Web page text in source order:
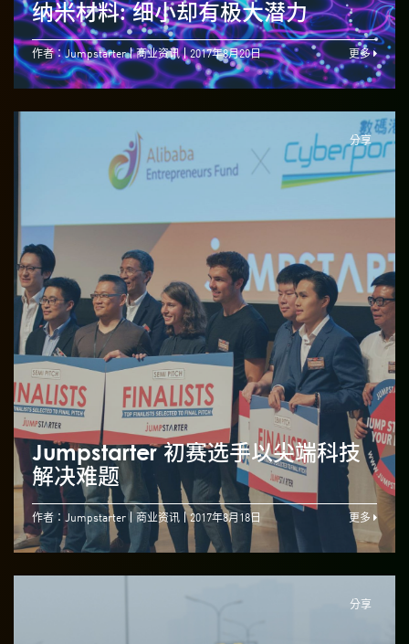
纳米材料: 细小却有极大潜力
作者：Jumpstarter 商业资讯 2017年8月20日 更多
分享
Jumpstarter 初赛选手以尖端科技
解决难题
作者：Jumpstarter 商业资讯 2017年8月18日 更多
分享